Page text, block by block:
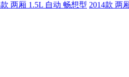
款 两厢 1.5L 自动 畅想型 2014款 两